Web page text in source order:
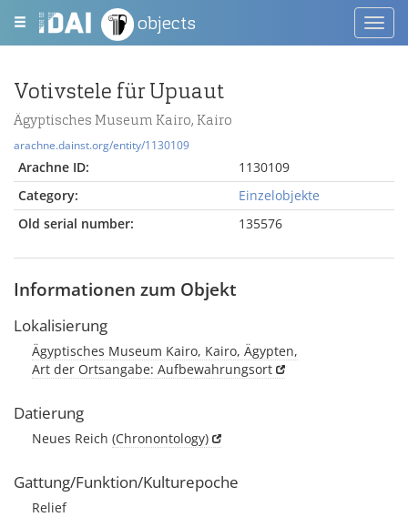
objects
Votivstele für Upuaut
Ägyptisches Museum Kairo, Kairo
arachne.dainst.org/entity/1130109
Arachne ID:
1130109
Category:
Einzelobjekte
Old serial number:
135576
Informationen zum Objekt
Lokalisierung
Ägyptisches Museum Kairo, Kairo, Ägypten,
Art der Ortsangabe: Aufbewahrungsort
Datierung
Neues Reich (Chronontology)
Gattung/Funktion/Kulturepoche
Relief